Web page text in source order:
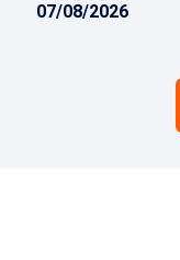
07/08/2026